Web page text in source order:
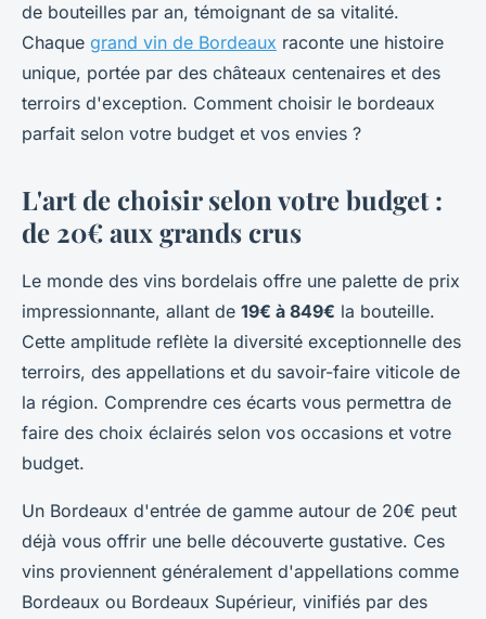
de bouteilles par an, témoignant de sa vitalité.
Chaque grand vin de Bordeaux raconte une histoire
unique, portée par des châteaux centenaires et des
terroirs d'exception. Comment choisir le bordeaux
parfait selon votre budget et vos envies ?
L'art de choisir selon votre budget :
de 20€ aux grands crus
Le monde des vins bordelais offre une palette de prix
impressionnante, allant de 19€ à 849€ la bouteille.
Cette amplitude reflète la diversité exceptionnelle des
terroirs, des appellations et du savoir-faire viticole de
la région. Comprendre ces écarts vous permettra de
faire des choix éclairés selon vos occasions et votre
budget.
Un Bordeaux d'entrée de gamme autour de 20€ peut
déjà vous offrir une belle découverte gustative. Ces
vins proviennent généralement d'appellations comme
Bordeaux ou Bordeaux Supérieur, vinifiés par des